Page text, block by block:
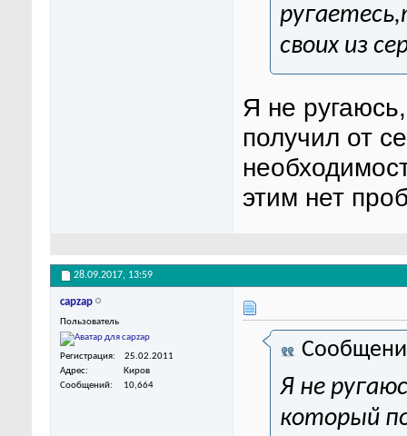
своих из
Я не
получил от
этим нет
28.09.2017, 13:59
capzap
Пользователь
Регистрация
25.02.2011
Адрес
Киров
Сообщений
10,664
Я не
который